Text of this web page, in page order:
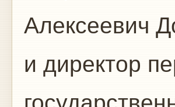
Алексеевич
и директор